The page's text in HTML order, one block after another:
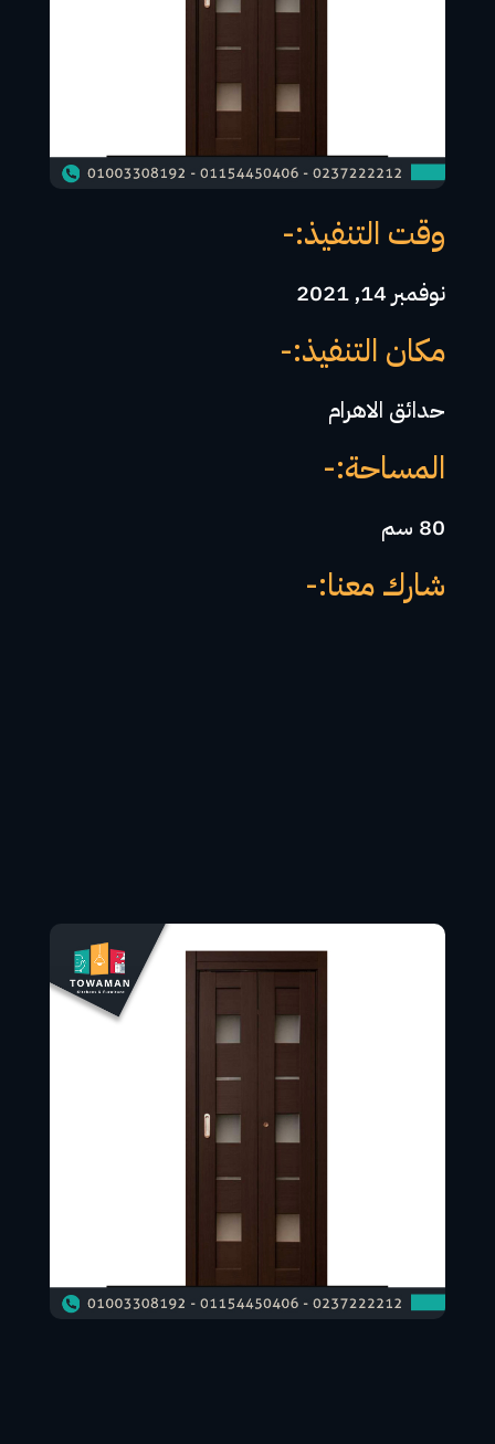
وقت التنفيذ:-
نوفمبر 14, 2021
مكان التنفيذ:-
حدائق الاهرام
المساحة:-
80 سم
شارك معنا:-